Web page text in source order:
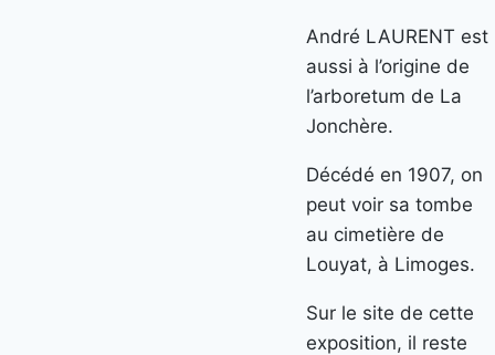
André LAURENT est
aussi à l’origine de
l’arboretum de La
Jonchère.
Décédé en 1907, on
peut voir sa tombe
au cimetière de
Louyat, à Limoges.
Sur le site de cette
exposition, il reste